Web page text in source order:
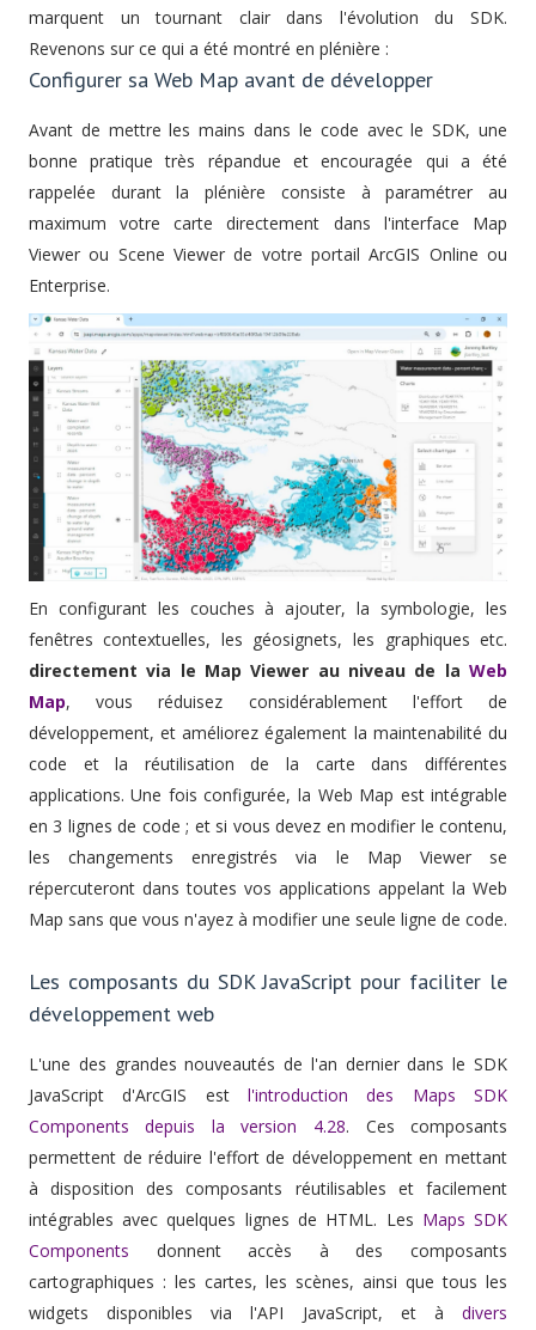
marquent un tournant clair dans l'évolution du SDK.
Revenons sur ce qui a été montré en plénière :
Configurer sa Web Map avant de développer
Avant de mettre les mains dans le code avec le SDK, une
bonne pratique très répandue et encouragée qui a été
rappelée durant la plénière consiste à paramétrer au
maximum votre carte directement dans l'interface Map
Viewer ou Scene Viewer de votre portail ArcGIS Online ou
Enterprise.
En configurant les couches à ajouter, la symbologie, les
fenêtres contextuelles, les géosignets, les graphiques etc.
directement via le Map Viewer au niveau de laWeb
Map, vous réduisez considérablement l'effort de
développement, et améliorez également la maintenabilité du
code et la réutilisation de la carte dans différentes
applications. Une fois configurée, la Web Map est intégrable
en 3 lignes de code ; et si vous devez en modifier le contenu,
les changements enregistrés via le Map Viewer se
répercuteront dans toutes vos applications appelant la Web
Map sans que vous n'ayez à modifier une seule ligne de code.
Les composants du SDK JavaScript pour faciliter le
développement web
L'une des grandes nouveautés de l'an dernier dans le SDK
JavaScript d'ArcGIS est l'introduction des Maps SDK
Components depuis la version 4.28. Ces composants
permettent de réduire l'effort de développement en mettant
à disposition des composants réutilisables et facilement
intégrables avec quelques lignes de HTML. Les Maps SDK
Components donnent accès à des composants
cartographiques : les cartes, les scènes, ainsi que tous les
widgets disponibles via l'API JavaScript, et àdivers